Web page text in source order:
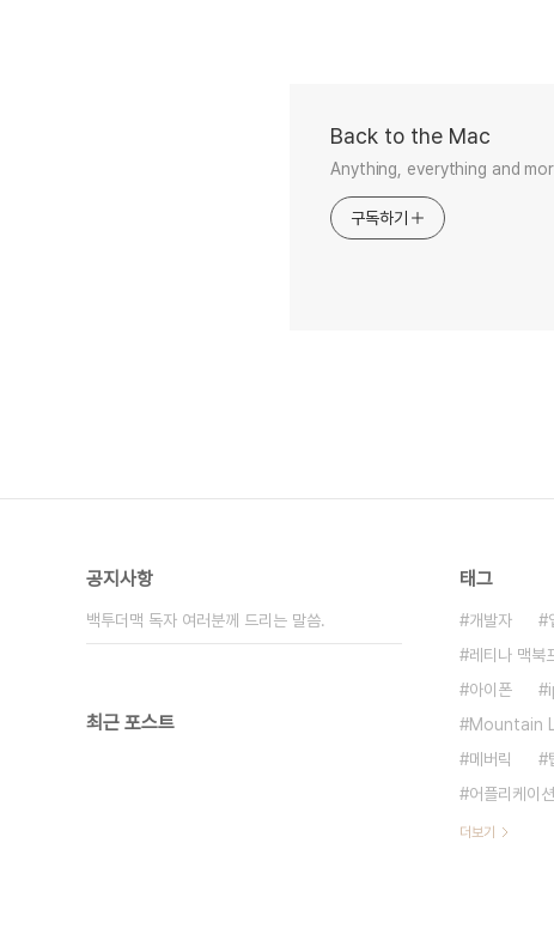
Back to the Mac
Anything, everything and
구독하기
공지사항
백투더맥 독자 여러분께 드리는 말씀.
최근 포스트
태그
개발자
레티나 맥북
아이폰
Mountain
메버릭
어플리케이션
더보기